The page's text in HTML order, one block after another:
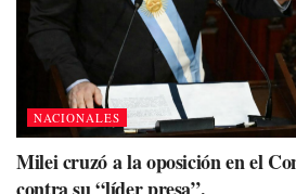
NACIONALES
Milei cruzó a la oposición en el